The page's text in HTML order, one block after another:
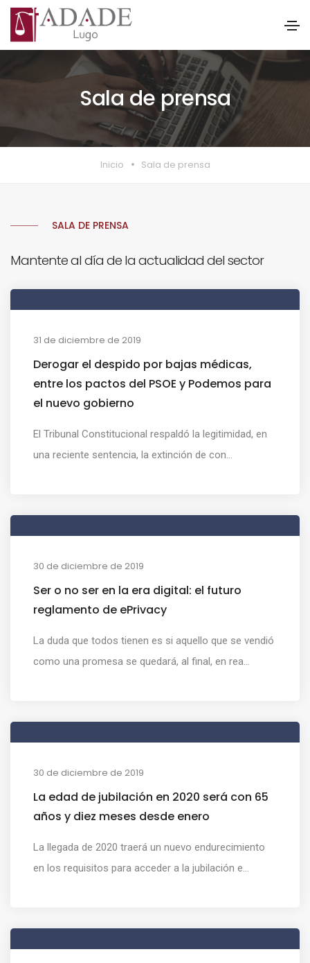
Sala de prensa
Inicio Sala de prensa
SALA DE PRENSA
Mantente al día de la actualidad del sector
31 de diciembre de 2019
Derogar el despido por bajas médicas,
entre los pactos del PSOE y Podemos para
el nuevo gobierno
El Tribunal Constitucional respaldó la legitimidad, en
una reciente sentencia, la extinción de con...
30 de diciembre de 2019
Ser o no ser en la era digital: el futuro
reglamento de ePrivacy
La duda que todos tienen es si aquello que se vendió
como una promesa se quedará, al final, en rea...
30 de diciembre de 2019
La edad de jubilación en 2020 será con 65
años y diez meses desde enero
La llegada de 2020 traerá un nuevo endurecimiento
en los requisitos para acceder a la jubilación e...